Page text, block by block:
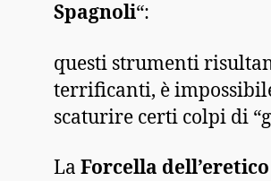
Spagnoli“:
questi strumenti
terrificanti, è
scaturire certi colpi di
La Forcella dell’eretico